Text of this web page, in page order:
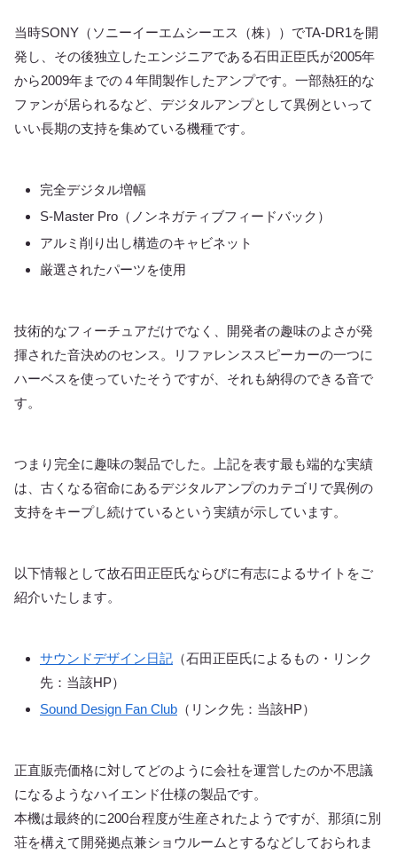
当時SONY（ソニーイーエムシーエス（株））でTA-DR1を開
発し、その後独立したエンジニアである石田正臣氏が2005年
から2009年までの４年間製作したアンプです。一部熱狂的な
ファンが居られるなど、デジタルアンプとして異例といって
いい長期の支持を集めている機種です。
完全デジタル増幅
S-Master Pro（ノンネガティブフィードバック）
アルミ削り出し構造のキャビネット
厳選されたパーツを使用
技術的なフィーチュアだけでなく、開発者の趣味のよさが発
揮された音決めのセンス。リファレンススピーカーの一つに
ハーベスを使っていたそうですが、それも納得のできる音で
す。
つまり完全に趣味の製品でした。上記を表す最も端的な実績
は、古くなる宿命にあるデジタルアンプのカテゴリで異例の
支持をキープし続けているという実績が示しています。
以下情報として故石田正臣氏ならびに有志によるサイトをご
紹介いたします。
サウンドデザイン日記 （石田正臣氏によるもの・リンク
先：当該HP）
Sound Design Fan Club （リンク先：当該HP）
正直販売価格に対してどのように会社を運営したのか不思議
になるようなハイエンド仕様の製品です。
本機は最終的に200台程度が生産されたようですが、那須に別
荘を構えて開発拠点兼ショウルームとするなどしておられま